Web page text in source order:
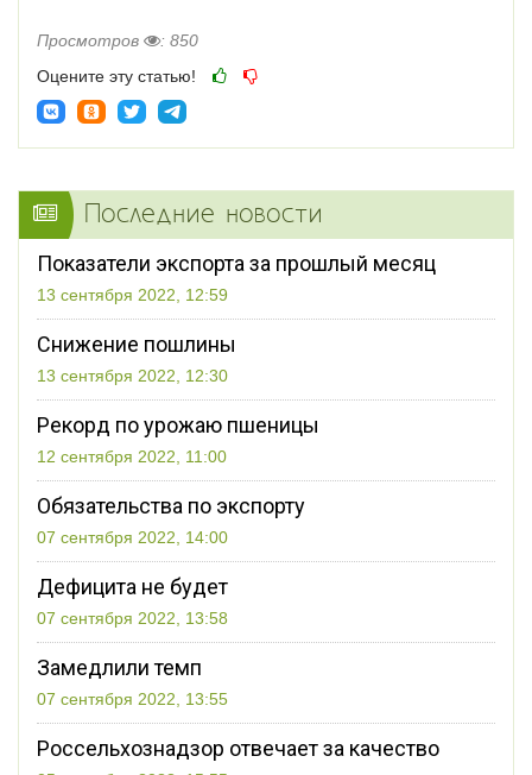
Просмотров
: 850
Оцените эту статью!
Последние новости
Показатели экспорта за прошлый месяц
13 сентября 2022, 12:59
Снижение пошлины
13 сентября 2022, 12:30
Рекорд по урожаю пшеницы
12 сентября 2022, 11:00
Обязательства по экспорту
07 сентября 2022, 14:00
Дефицита не будет
07 сентября 2022, 13:58
Замедлили темп
07 сентября 2022, 13:55
Россельхознадзор отвечает за качество